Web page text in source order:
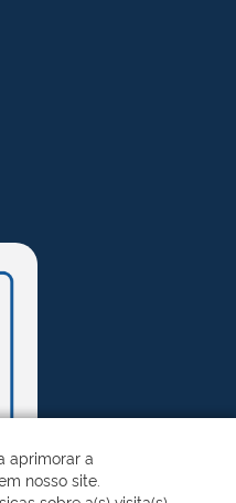
aprimorar a
nosso site.